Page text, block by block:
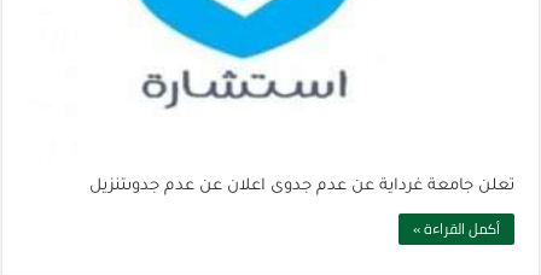
تعلن جامعة غرداية عن عدم جدوى اعلان عن عدم جدوىتنزيل
أكمل القراءة »